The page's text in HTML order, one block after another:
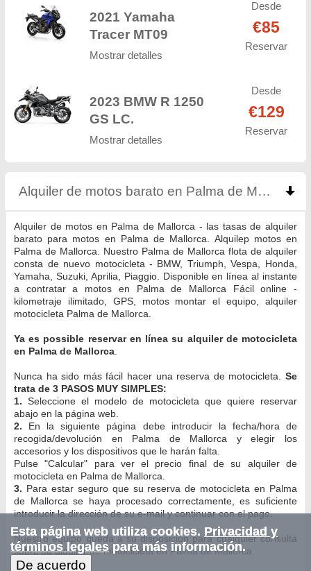
2021 Yamaha
Tracer MT09
Mostrar detalles
Desde
€85
Reservar
2023 BMW R 1250
GS LC.
Mostrar detalles
Desde
€129
Reservar
Alquiler de motos barato en Palma de Mallorca
Alquiler de motos en Palma de Mallorca - las tasas de alquiler
barato para motos en Palma de Mallorca. Alquilер motos en
Palma de Mallorca. Nuestro Palma de Mallorca flota de alquiler
consta de nuevo motocicleta - BMW, Triumph, Vespa, Honda,
Yamaha, Suzuki, Aprilia, Piaggio. Disponible en línea al instante
a contratar a motos en Palma de Mallorca Fácil online -
kilometraje ilimitado, GPS, motos montar el equipo, alquiler
motocicleta Palma de Mallorca.
Ya es possible reservar en línea su alquiler de motocicleta
en Palma de Mallorca
Nunca ha sido más fácil hacer una reserva de motocicleta. Se
trata de 3 PASOS MUY SIMPLES:
1. Seleccione el modelo de motocicleta que quiere reservar
abajo en la página web.
2. En la siguiente página debe introducir la fecha/hora de
recogida/devolución en Palma de Mallorca y elegir los
accesorios y los dispositivos que le harán falta.
Pulse "Calcular" para ver el precio final de su alquiler de
motocicleta en Palma de Mallorca.
3. Para estar seguro que su reserva de motocicleta en Palma
de Mallorca se haya procesado correctamente, es suficiente
introducir la dirección de su e-mail y continuar con el pago.
Nuestro equipo queda a su disposición para cualquier consulta
sobre su alquiler de motocicleta en Palma de Mallorca.
Esta página web utiliza cookies. Privacidad y
términos legalespara más información.
De acuerdo